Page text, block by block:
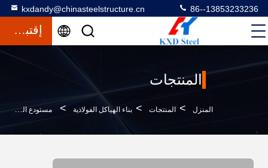
kxdandy@chinasteelstructure.cn 86--13853233236
إقتباس
المنتجات
المنزل > المنتجات > بناء الهياكل الفولاذية > مستودع الصلب الهيكلي المعدني تثبيت دليل عبر الإنترنت الدعم في الموقع تثبيت بناء هيكل الصلب